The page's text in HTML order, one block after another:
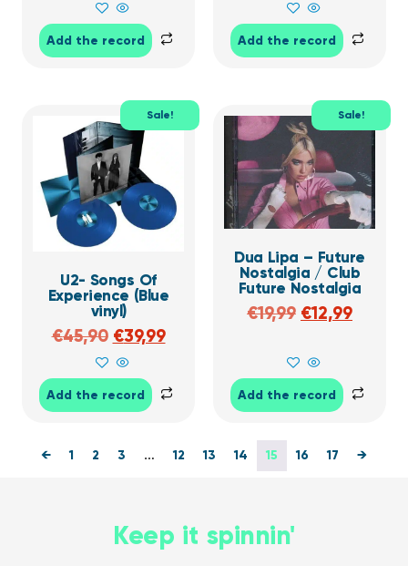
Add the record Add the record
Sale!
U2- Songs Of
Experience (Blue
vinyl)
€45,90 €39,99
Add the record
Sale!
Dua Lipa – Future
Nostalgia / Club
Future Nostalgia
€19,99 €12,99
Add the record
← 1 2 3 … 12 13 14 15 16 17 →
Keep it spinnin'